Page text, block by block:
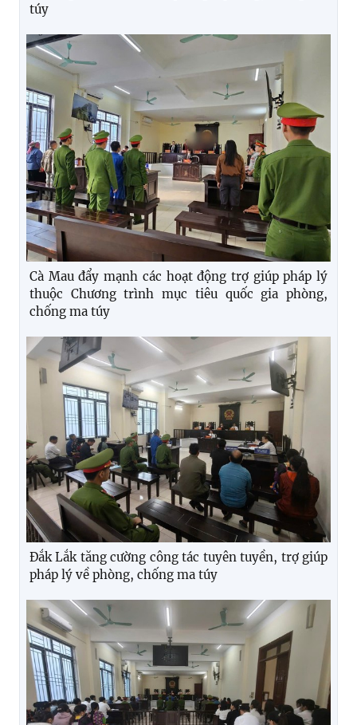
túy
Cà Mau đẩy mạnh các hoạt động trợ giúp pháp lý
thuộc Chương trình mục tiêu quốc gia phòng,
chống ma túy
Đắk Lắk tăng cường công tác tuyên tuyền, trợ giúp
pháp lý về phòng, chống ma túy